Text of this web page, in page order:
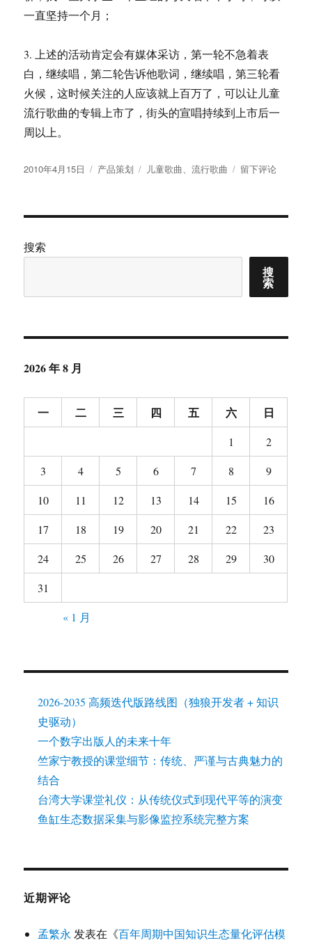
一直坚持一个月；
3. 上述的活动肯定会有媒体采访，第一轮不急着表
白，继续唱，第二轮告诉他歌词，继续唱，第三轮看
火候，这时候关注的人应该就上百万了，可以让儿童
流行歌曲的专辑上市了，街头的宣唱持续到上市后一
周以上。
发
2010年4月15日
分
产品策划
标
儿童歌曲、流行歌曲
于
流
曲
方
例
留下评论
搜索
搜
索
2026 年 8 月
一 二 三 四 五 六 日
1
2
3
4 5 6 7 8
9
10
11 12 13 14 15
16
17
18 19 20 21 22
23
24
25 26 27 28 29
30
31
« 1 月
2026-2035 高频迭代版路线图（独狼开发者 + 知识
史驱动）
一个数字出版人的未来十年
竺家宁教授的课堂细节：传统、严谨与古典魅力的
结合
台湾大学课堂礼仪：从传统仪式到现代平等的演变
鱼缸生态数据采集与影像监控系统完整方案
近期评论
孟繁永 发表在《百年周期中国知识生态量化评估模